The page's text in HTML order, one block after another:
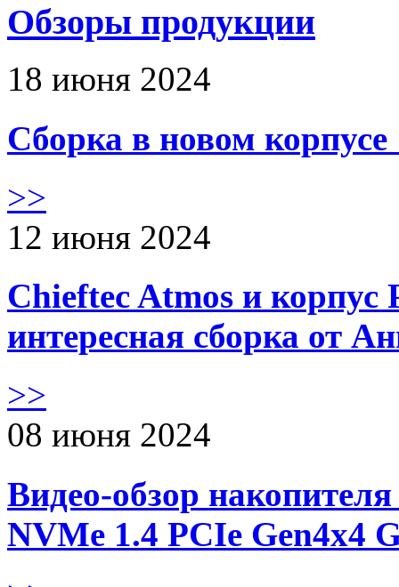
Обзоры продукции
18 июня 2024
Сборка в новом
>>
12 июня 2024
Chieftec Atmos и корпус
интересная сборка от
>>
08 июня 2024
Видео-обзор
NVMe 1.4 PCIe Gen4х4